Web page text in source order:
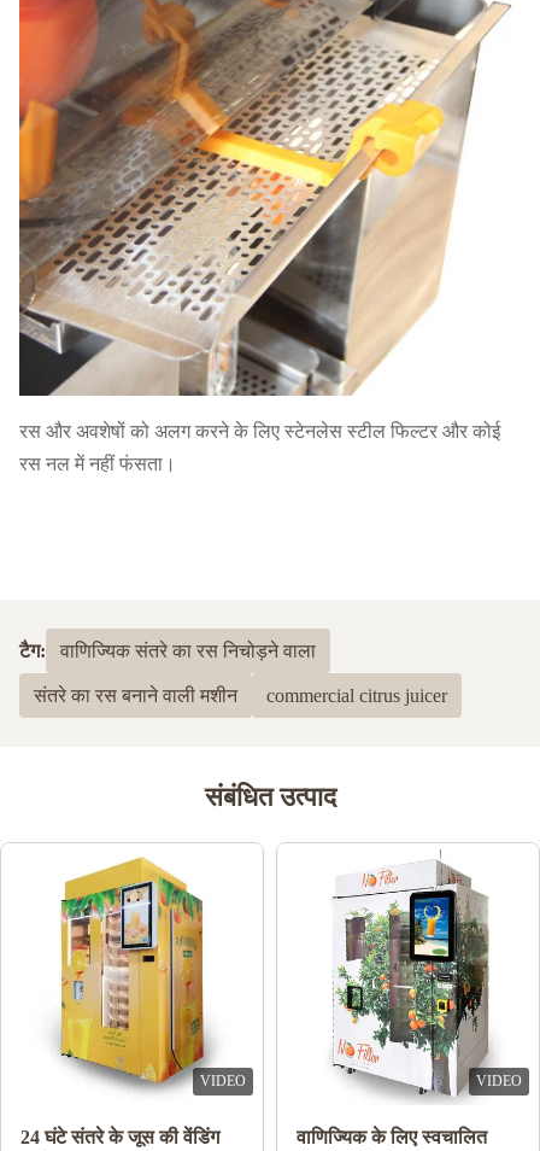
रस और अवशेषों को अलग करने के लिए स्टेनलेस स्टील फिल्टर और कोई
रस नल में नहीं फंसता।
टैग: वाणिज्यिक संतरे का रस निचोड़ने वाला
संतरे का रस बनाने वाली मशीन commercial citrus juicer
संबंधित उत्पाद
VIDEO
डबल टैंक आइस स्लश मशीन
VIDEO
नोट भुगतान ऑरेंज जूस वेंडिंग